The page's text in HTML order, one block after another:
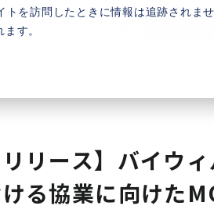
トを訪問したときに情報は追跡されま
す。
【プレスリリース】バイウィル、
リリース】バイウ
る協業に向けた